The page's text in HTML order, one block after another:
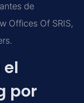
de
Offices Of SRIS,
por